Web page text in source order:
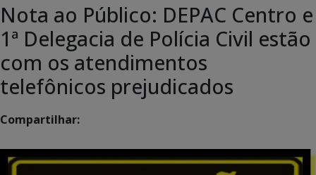
Nota ao Público: DEPAC Centro e
1ª Delegacia de Polícia Civil estão
com os atendimentos
telefônicos prejudicados
Compartilhar: